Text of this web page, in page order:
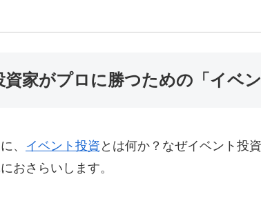
資家がプロに勝つための「イベン
、 イベント投資 とは何か？なぜイベント投
おさらいします。